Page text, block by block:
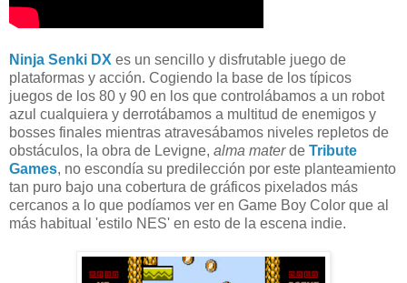
Ninja Senki DX es un sencillo y disfrutable juego de
plataformas y acción. Cogiendo la base de los típicos
juegos de los 80 y 90 en los que controlábamos a un robot
azul cualquiera y derrotábamos a multitud de enemigos y
bosses finales mientras atravesábamos niveles repletos de
obstáculos, la obra de Levigne, alma materde Tribute
Games, no escondía su predilección por este planteamiento
tan puro bajo una cobertura de gráficos pixelados más
cercanos a lo que podíamos ver en Game Boy Color que al
más habitual 'estilo NES' en esto de la escena indie.